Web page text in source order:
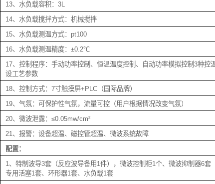
13、水负载容积：3L
14、水负载搅拌方式：机械搅拌
15、水负载测温方式：pt100
16、水负载测温精度：±0.2℃
17、控制程序：手动功率控制、恒温温度控制、自动功率模拟控制3种控
设工艺参数
18、控制方式：7寸触摸屏+PLC（国际品牌）
19、气氛：可保护性气氛，流量可控（用户根据情况改变气氛）
20、微波泄露：≤0.05mw/cm²
21、报警：设备超温、磁控管超温、微波系统故障
配置：
1、特制波导3套（反应波导备用1件），微波控制柜1个、微波抑制器6
专用活塞1套、环形器1套、水负载1套